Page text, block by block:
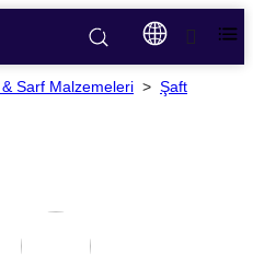
Sarf Malzemeleri > Şaft